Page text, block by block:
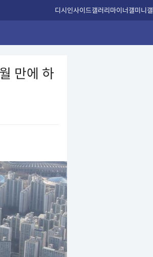
디시인사이드갤러리마이너갤미니갤
만에 하